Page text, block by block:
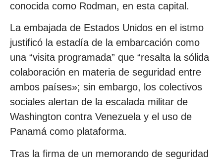
conocida como Rodman, en esta capital.
La embajada de Estados Unidos en el istmo
justificó la estadía de la embarcación como
una “visita programada” que “resalta la sólida
colaboración en materia de seguridad entre
ambos países»; sin embargo, los colectivos
sociales alertan de la escalada militar de
Washington contra Venezuela y el uso de
Panamá como plataforma.
Tras la firma de un memorando de seguridad